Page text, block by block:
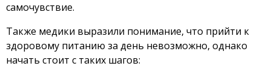
самочувствие.
Также медики выразили понимание, что прийти к
здоровому питанию за день невозможно, однако
начать стоит с таких шагов: